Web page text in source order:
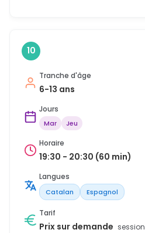
10
Tranche d'âge
6-13 ans
Jours
Mar Jeu
Horaire
19:30 - 20:30 (60 min)
Langues
Catalan Espagnol
Tarif
Prix sur demande session